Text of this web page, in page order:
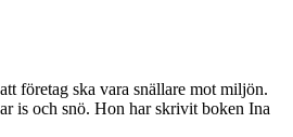
företag ska vara snällare mot miljön.
is och snö. Hon har skrivit boken Ina